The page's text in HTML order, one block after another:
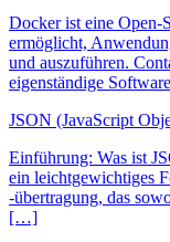
Docker ist eine Open-
ermöglicht,
und auszuführen.
eigenständige
JSON (JavaScript
Einführung: Was ist
ein leichtgewichtiges
-übertragung, das
[…]